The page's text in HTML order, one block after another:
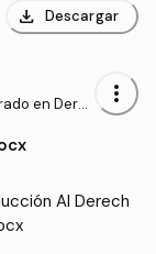
download Descargar
en Dere
(US)
more_vert
Al Derech